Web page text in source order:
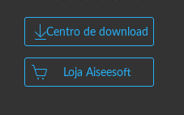
Centro de download
Loja Aiseesoft